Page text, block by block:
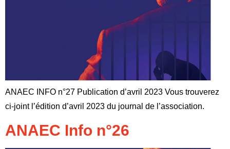
ANAEC INFO n°27 Publication d’avril 2023 Vous trouverez
ci-joint l’édition d’avril 2023 du journal de l’association.
ANAEC Info n°26